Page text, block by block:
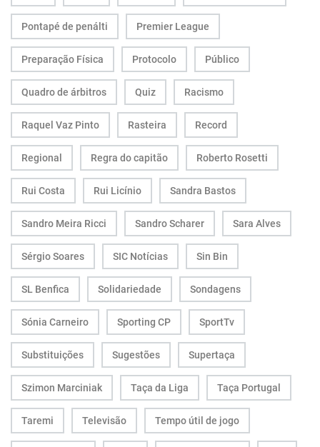
Pontapé de penálti Premier League
Preparação Física Protocolo Público
Quadro de árbitros Quiz Racismo
Raquel Vaz Pinto Rasteira Record
Regional Regra do capitão Roberto Rosetti
Rui Costa Rui Licínio Sandra Bastos
Sandro Meira Ricci Sandro Scharer Sara Alves
Sérgio Soares SIC Notícias Sin Bin
SL Benfica Solidariedade Sondagens
Sónia Carneiro Sporting CP SportTv
Substituições Sugestões Supertaça
Szimon Marciniak Taça da Liga Taça Portugal
Taremi Televisão Tempo útil de jogo